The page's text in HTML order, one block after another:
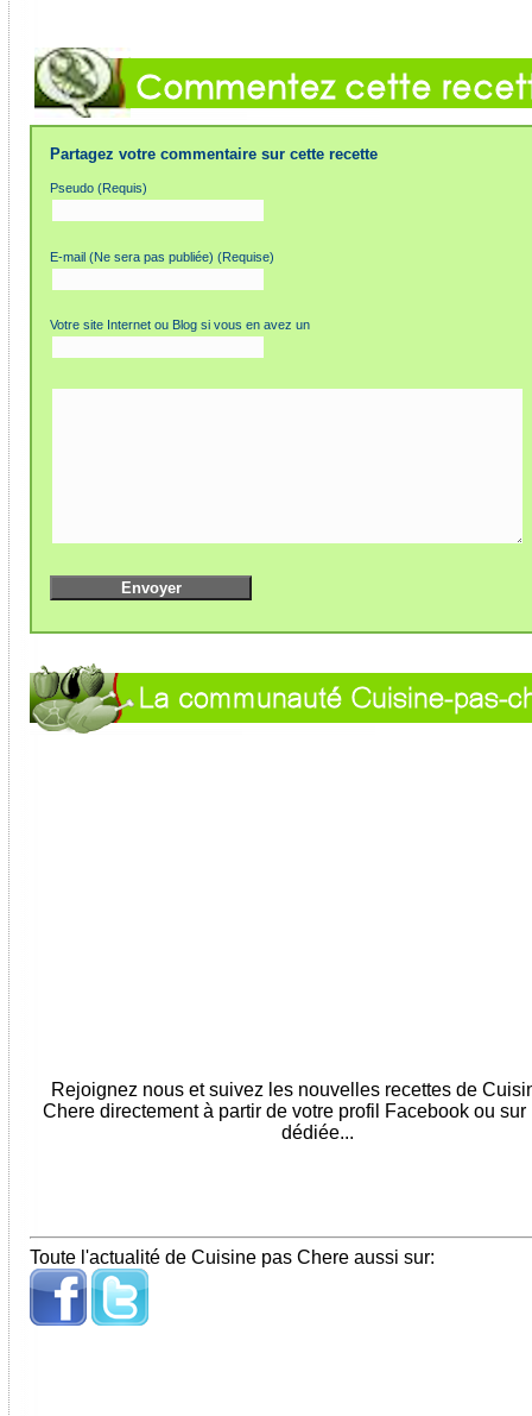
Partagez votre commentaire sur cette recette
Pseudo (Requis)
E-mail (Ne sera pas publiée) (Requise)
Votre site Internet ou Blog si vous en avez un
Rejoignez nous et suivez les nouvelles recettes de
Chere directement à partir de votre profil Facebook ou sur
dédiée...
Toute l'actualité de Cuisine pas Chere aussi sur: